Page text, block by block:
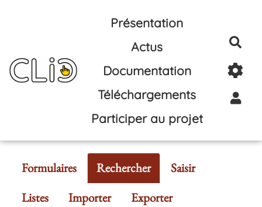
Aller au contenu principal
Présentation
Actus
Documentation
Téléchargements
Participer au projet
Formulaires Rechercher
Saisir
Listes
Importer Exporter